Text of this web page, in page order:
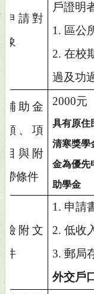
申請對
象
戶證明
1. 區公
2.在校
過及功
補助金
額、項
目與附
帶條件
2000元
具有原住
清寒獎學
金為優先
助學金
檢附文
件
1. 申請
2.低收
3.郵局
外交戶